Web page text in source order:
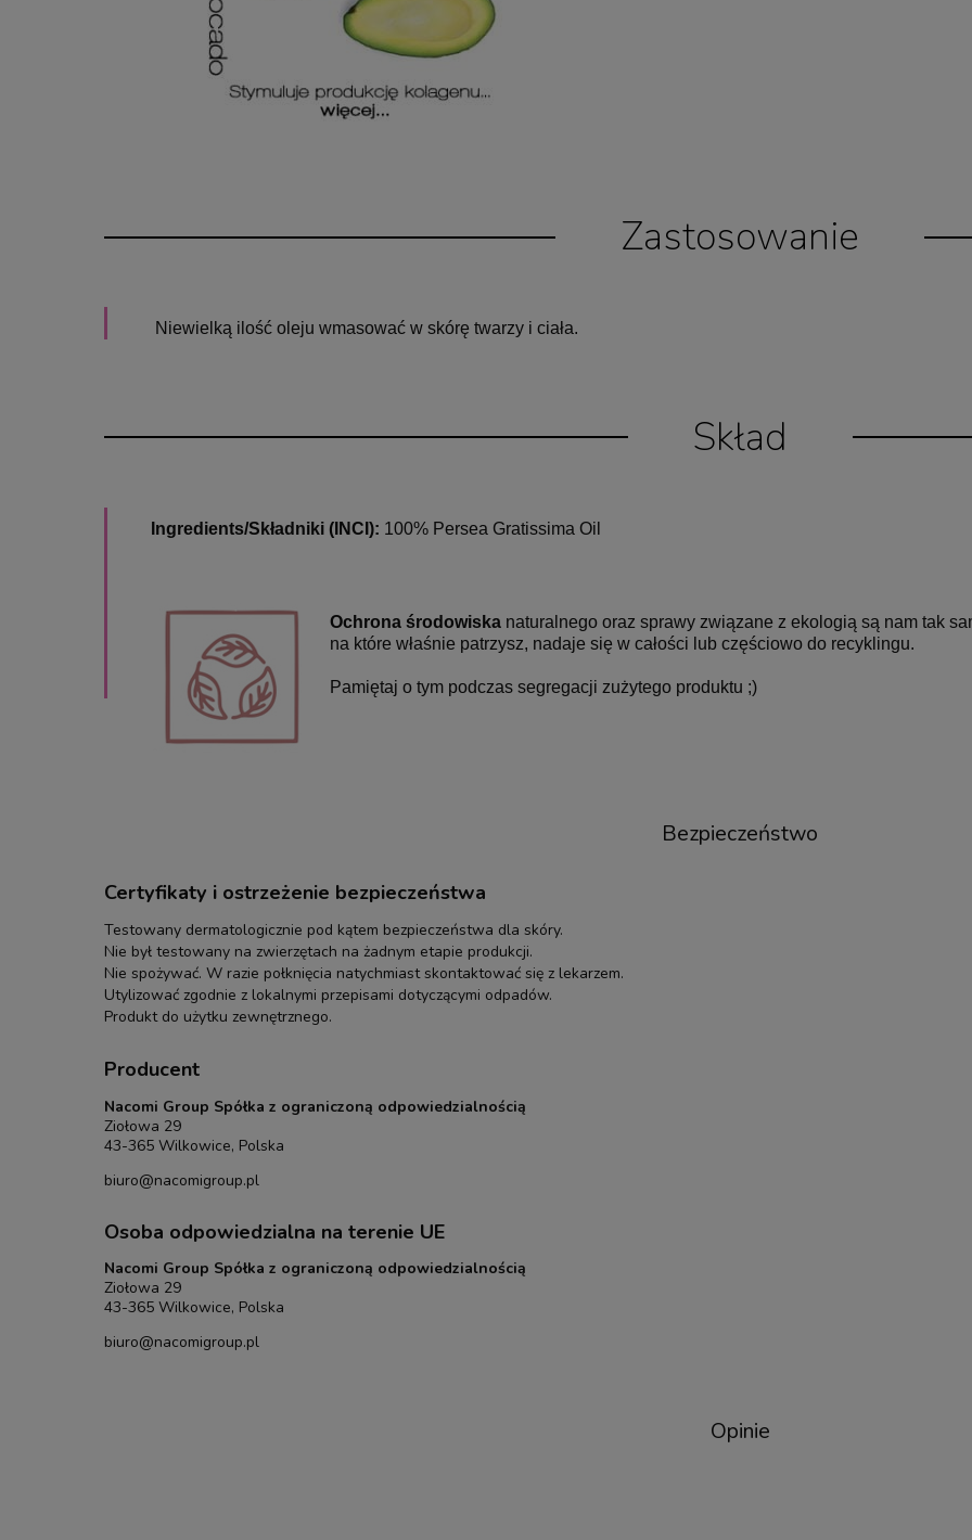
Zastosowanie
Niewielką ilość oleju wmasować w skórę twarzy i ciała.
Skład
Ingredients/Składniki (INCI): 100% Persea Gratissima Oil
Ochrona środowiska naturalnego oraz sprawy związane z ekologią są nam tak
na które właśnie patrzysz, nadaje się w całości lub częściowo do recyklingu.
Pamiętaj o tym podczas segregacji zużytego produktu ;)
Bezpieczeństwo
Certyfikaty i ostrzeżenie bezpieczeństwa
Testowany dermatologicznie pod kątem bezpieczeństwa dla skóry.
Nie był testowany na zwierzętach na żadnym etapie produkcji.
Nie spożywać. W razie połknięcia natychmiast skontaktować się z lekarzem.
Utylizować zgodnie z lokalnymi przepisami dotyczącymi odpadów.
Produkt do użytku zewnętrznego.
Producent
Nacomi Group Spółka z ograniczoną odpowiedzialnością
Ziołowa 29
43-365 Wilkowice, Polska
biuro@nacomigroup.pl
Osoba odpowiedzialna na terenie UE
Nacomi Group Spółka z ograniczoną odpowiedzialnością
Ziołowa 29
43-365 Wilkowice, Polska
biuro@nacomigroup.pl
Opinie